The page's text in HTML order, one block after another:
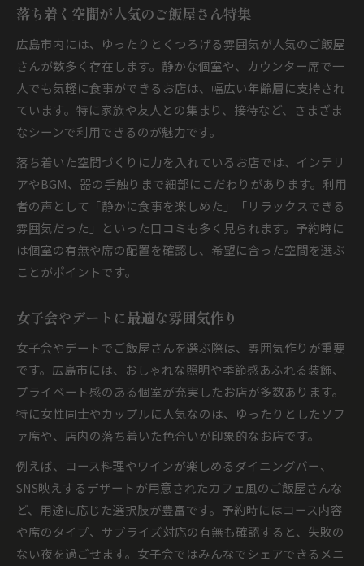
落ち着く空間が人気のご飯屋さん特集
広島市内には、ゆったりとくつろげる雰囲気が人気のご飯屋
さんが数多く存在します。静かな個室や、カウンター席で一
人でも気軽に食事ができるお店は、幅広い年齢層に支持され
ています。特に家族や友人との集まり、接待など、さまざま
なシーンで利用できるのが魅力です。
落ち着いた空間づくりに力を入れているお店では、インテリ
アやBGM、器の手触りまで細部にこだわりがあります。利用
者の声として「静かに食事を楽しめた」「リラックスできる
雰囲気だった」といった口コミも多く見られます。予約時に
は個室の有無や席の配置を確認し、希望に合った空間を選ぶ
ことがポイントです。
女子会やデートに最適な雰囲気作り
女子会やデートでご飯屋さんを選ぶ際は、雰囲気作りが重要
です。広島市には、おしゃれな照明や季節感あふれる装飾、
プライベート感のある個室が充実したお店が多数あります。
特に女性同士やカップルに人気なのは、ゆったりとしたソフ
ァ席や、店内の落ち着いた色合いが印象的なお店です。
例えば、コース料理やワインが楽しめるダイニングバー、
SNS映えするデザートが用意されたカフェ風のご飯屋さんな
ど、用途に応じた選択肢が豊富です。予約時にはコース内容
や席のタイプ、サプライズ対応の有無も確認すると、失敗の
ない夜を過ごせます。女子会ではみんなでシェアできるメニ